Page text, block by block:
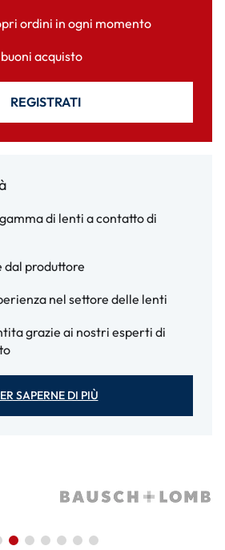
ordini in ogni momento
acquisto
REGISTRATI
di lenti a contatto di
produttore
nel settore delle lenti
grazie ai nostri esperti di
SAPERNE DI PIÙ